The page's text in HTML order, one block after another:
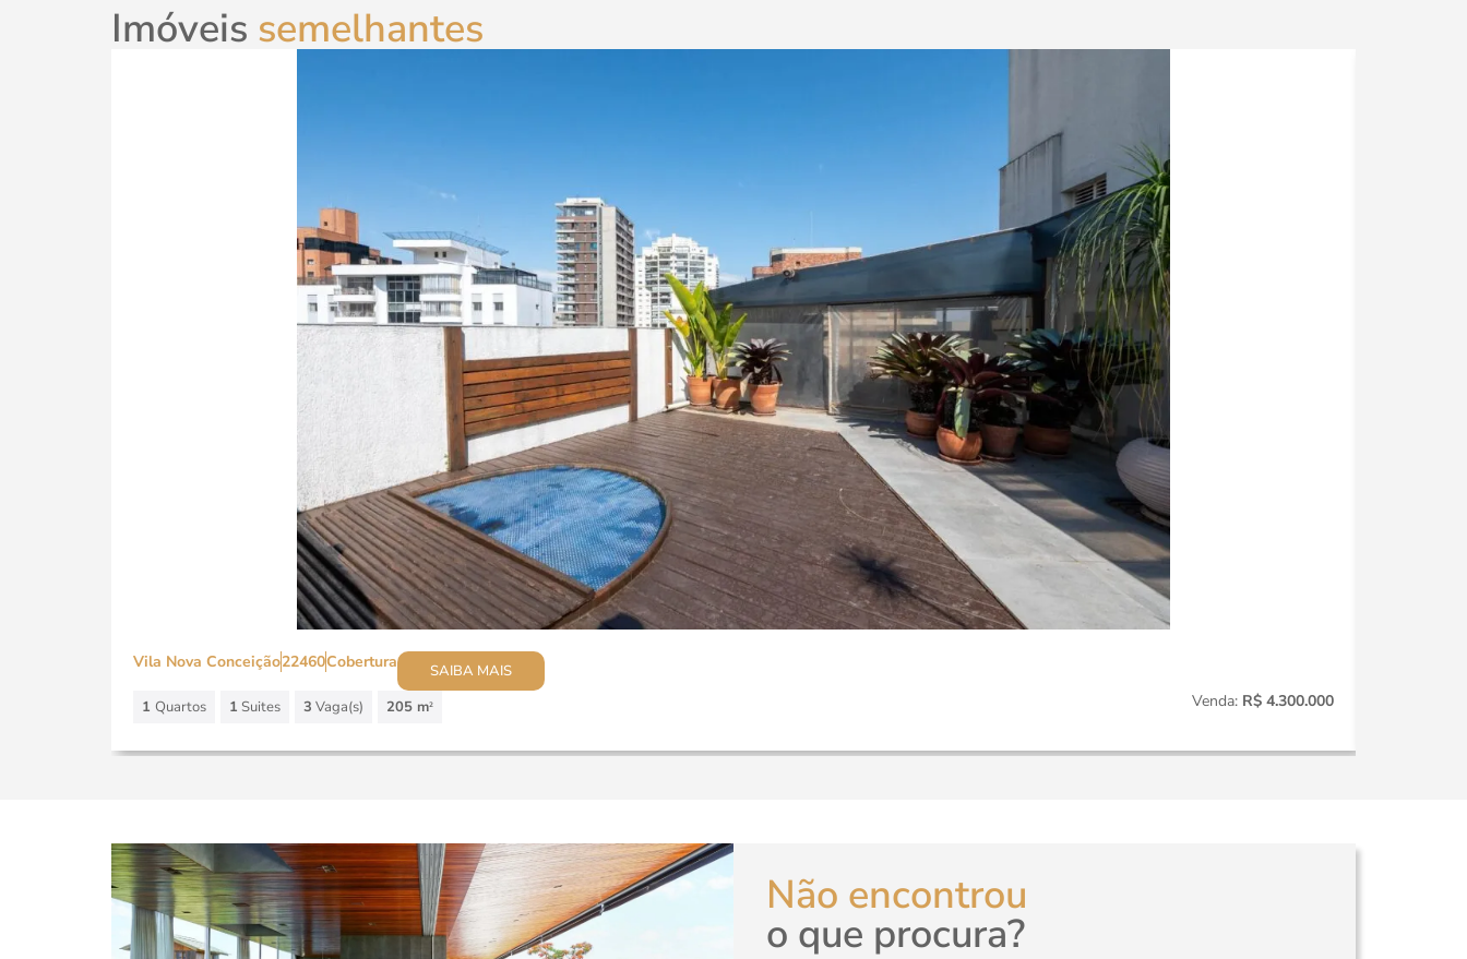
Imóveis semelhantes
Vila Nova Conceição22460Cobertura
SAIBA MAIS
1 Quartos 1 Suites 3 Vaga(s) 205 m2 Venda: R$ 4.300.000
Não encontrou
o que procura?